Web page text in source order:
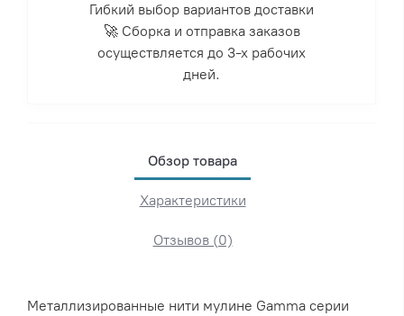
Гибкий выбор вариантов доставки
🚀 Сборка и отправка заказов
осуществляется до 3-х рабочих
дней.
Обзор товара
Характеристики
Отзывов (0)
Металлизированные нити мулине Gamma серии